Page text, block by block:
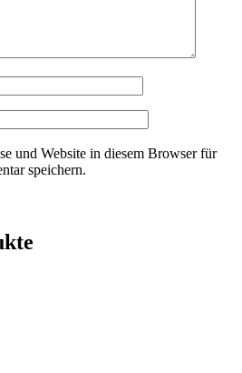
und Website in diesem Browser für
speichern.